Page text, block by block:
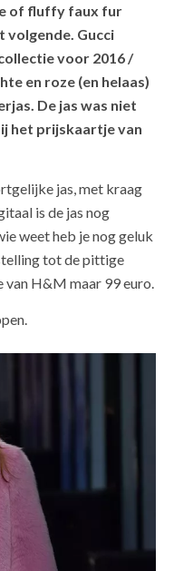
of fluffy faux fur
volgende. Gucci
voor 2016 /
en roze (en helaas)
De jas was niet
het prijskaartje van
jas, met kraag
is de jas nog
weet heb je nog geluk
tot de pittige
H&M maar 99 euro.